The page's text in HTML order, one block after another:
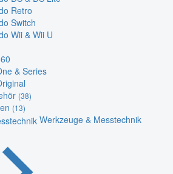
Retro
Switch
Wii & Wii U
& Series
(38)
(13)
Werkzeuge & Messtechnik